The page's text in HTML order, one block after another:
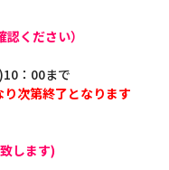
ください）
：00まで
次第終了となります
します)